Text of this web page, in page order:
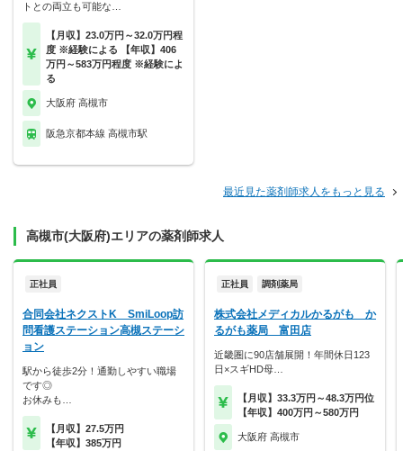
トとの両立も可能な…
【月収】23.0万円～32.0万円程
度 ※経験による 【年収】406
万円～583万円程度 ※経験によ
る
大阪府 高槻市
阪急京都本線 高槻市駅
最近見た薬剤師求人をもっと見る
高槻市(大阪府)エリアの薬剤師求人
正社員
合同会社ネクストK SmiLoop訪
問看護ステーション高槻ステーシ
ョン
駅から徒歩2分！通勤しやすい職場
です◎
お休みも…
【月収】27.5万円
【年収】385万円
正社員 調剤薬局
株式会社メディカルかるがも か
るがも薬局 富田店
近畿圏に90店舗展開！年間休日123
日×スギHD母…
【月収】33.3万円～48.3万円位
【年収】400万円～580万円
大阪府 高槻市